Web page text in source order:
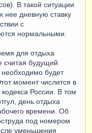
В такой ситуации
нее дневную ставку
с
нормальными.
для отдыха
считая будущий
необходимо будет
момент числится в
кодекса России. В том
день отдыха
времени. Об
под номером
уменьшения